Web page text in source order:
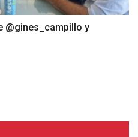
@gines_campillo y